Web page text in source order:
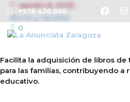
+976 436 600
agosto 8, 2025
Becas y Ayudas
0
Facilita la adquisición de libros
para las familias, contribuyendo a
educativo.